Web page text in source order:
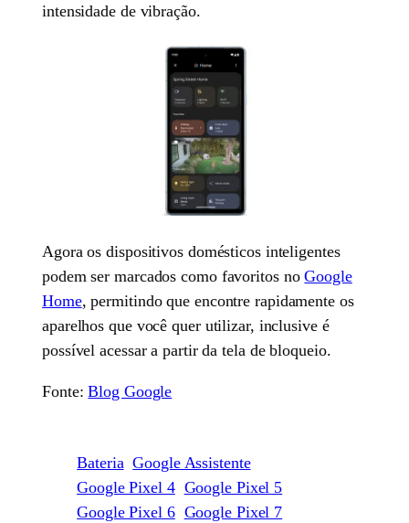
intensidade de vibração.
Agora os dispositivos domésticos inteligentes
podem ser marcados como favoritos noGoogle
Home, permitindo que encontre rapidamente os
aparelhos que você quer utilizar, inclusive é
possível acessar a partir da tela de bloqueio.
Fonte:Blog Google
Bateria Google Assistente
Google Pixel 4 Google Pixel 5
Google Pixel 6 Google Pixel 7